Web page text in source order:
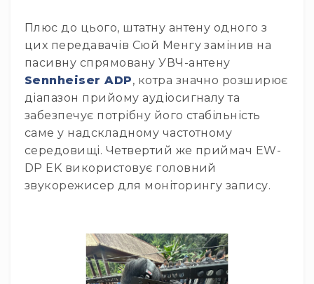
приміщень
Просто
неба
Для
занурення
Ефекти
Стробоскопи
Лазери
Конфетті
машини
туману
Генератори
снігу
Плюс до цього, штатну антену одного з
цих передавачів Сюй Менгу замінив на
пасивну спрямовану УВЧ-антену
Sennheiser ADP, котра значно розширює
діапазон прийому аудіосигналу та
забезпечує потрібну його стабільність
саме у надскладному частотному
середовищі. Четвертий же приймач EW-
DP EK використовує головний
звукорежисер для моніторингу запису.